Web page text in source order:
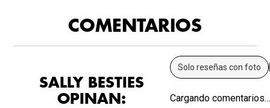
COMENTARIOS
SALLY BESTIES
OPINAN:
Solo reseñas con foto
Cargando